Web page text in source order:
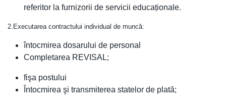
referitor la furnizorii de servicii educaționale.
2.Executarea contractului individual de muncă:
întocmirea dosarului de personal
Completarea REVISAL;
fişa postului
Întocmirea şi transmiterea statelor de plată;